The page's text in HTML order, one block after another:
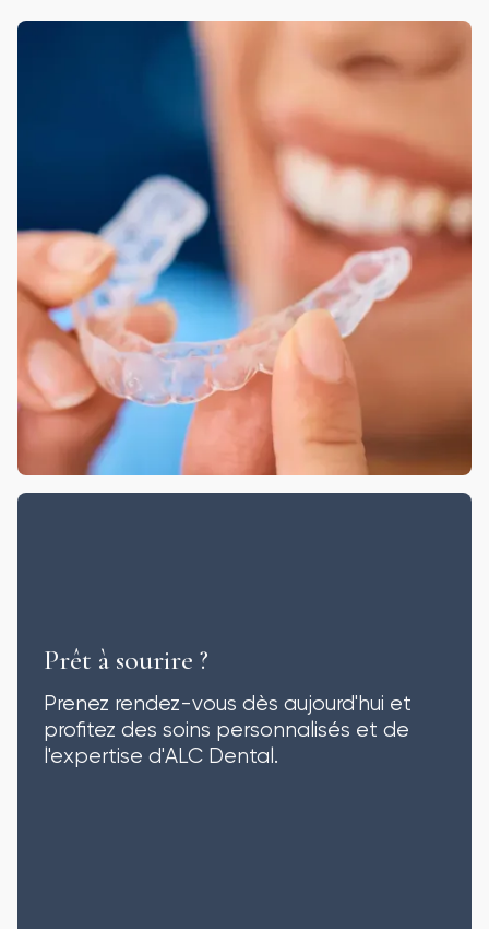
Prêt à sourire ?
Prenez rendez-vous dès aujourd'hui et
profitez des soins personnalisés et de
l'expertise d'ALC Dental.